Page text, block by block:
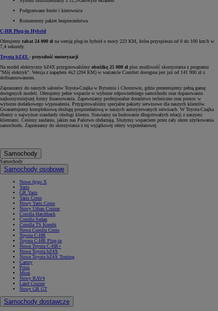
Podgrzewane fotele i kierownica
Rozszerzony pakiet bezpieczeństwa
C-HR Plug-in Hybrid
Oferujemy rabat 24 000 zł na wersję plug-in hybrid o mocy 223 KM, która przyspiesza od 0 do 100 km/h w
7,4 sekundy.
Toyota bZ4X - przyszłość motoryzacji
Na model elektryczny bZ4X przygotowaliśmy obniżkę 25 000 zł plus możliwość skorzystania z programu
"Mój elektryk". Wersja z napędem 4x2 (204 KM) w wariancie Comfort dostępna jest już od 141 900 zł z
dofinansowaniem.
Zapraszamy do naszych salonów Toyota-Czajka w Bytomiu i Chorzowie, gdzie prezentujemy pełną gamę
dostępnych modeli. Oferujemy pełne wsparcie w wyborze odpowiedniego samochodu oraz dopasowaniu
najkorzystniejszej formy finansowania. Zapewniamy profesjonalne doradztwo techniczne oraz pomoc w
wyborze dodatkowego wyposażenia. Przygotowaliśmy specjalne pakiety serwisowe dla naszych klientów.
Gwarantujemy kompleksową obsługę posprzedażową w naszych autoryzowanych serwisach. W Toyota-Czajka
dbamy o najwyższe standardy obsługi klienta. Stawiamy na budowanie długotrwałych relacji z naszymi
klientami. Cenimy zaufanie, jakim nas Państwo obdarzają. Służymy wsparciem przez cały okres użytkowania
samochodu. Zapraszamy do skorzystania z tej wyjątkowej oferty wyprzedażowej.
Samochody
Samochody
Samochody osobowe
Nowe Aygo X
Yaris
GR Yaris
Yaris Cross
Nowy Yaris Cross
Nowy Urban Cruiser
Corolla Hatchback
Corolla Sedan
Corolla TS Kombi
Nowa Corolla Cross
Toyota C-HR
Toyota C-HR Plug-in
Nowa Toyota C-HR+
Nowa Toyota bZ4X
Nowa Toyota bZ4X Touring
Camry
Prius
Mirai
Nowy RAV4
Land Cruiser
Nowy GR GT
Samochody dostawcze